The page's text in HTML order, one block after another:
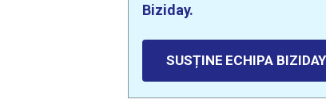
Biziday.
SUSȚINE ECHIPA BIZIDAY